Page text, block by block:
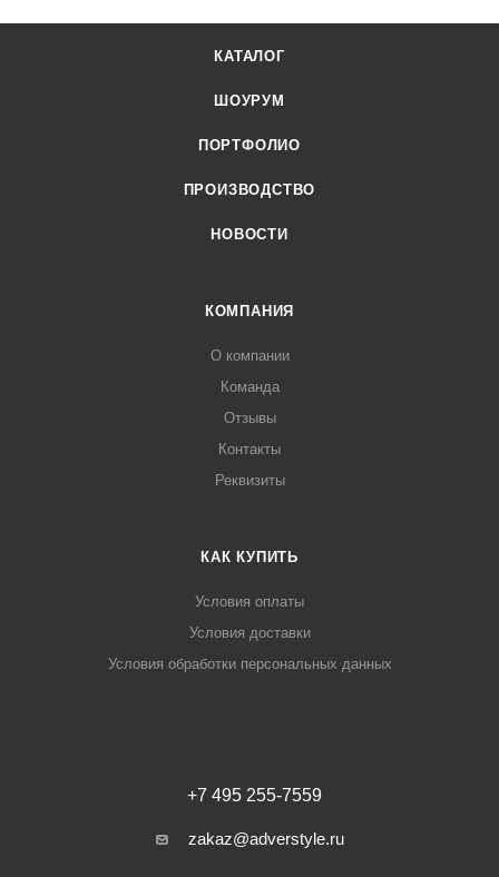
КАТАЛОГ
ШОУРУМ
ПОРТФОЛИО
ПРОИЗВОДСТВО
НОВОСТИ
КОМПАНИЯ
О компании
Команда
Отзывы
Контакты
Реквизиты
КАК КУПИТЬ
Условия оплаты
Условия доставки
Условия обработки персональных данных
+7 495 255-7559
zakaz@adverstyle.ru